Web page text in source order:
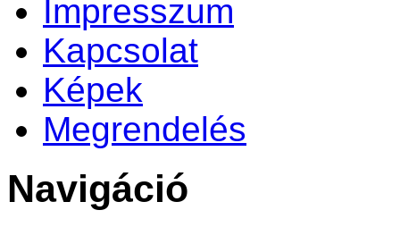
Impresszum
Kapcsolat
Képek
Megrendelés
Navigáció